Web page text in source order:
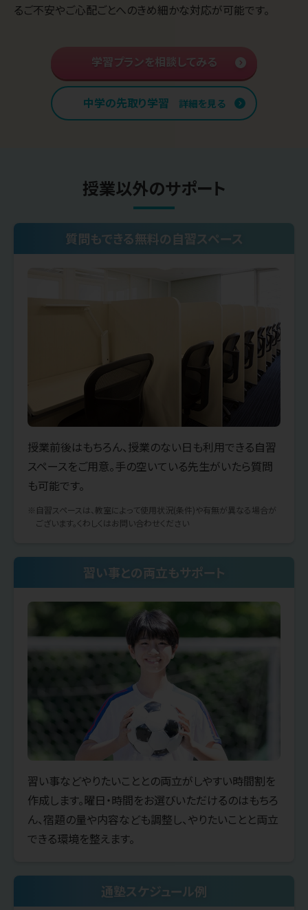
るご不安やご心配ごとへのきめ細かな対応が可能です。
学習プランを相談してみる
中学の先取り学習 詳細を見る
授業以外のサポート
質問もできる無料の自習スペース
授業前後はもちろん、授業のない日も利用できる自習
スペースをご用意。手の空いている先生がいたら質問
も可能です。
※自習スペースは、教室によって使用状況(条件)や有無が異なる場合が
ございます。くわしくはお問い合わせください
習い事との両立もサポート
習い事などやりたいこととの両立がしやすい時間割を
作成します。曜日・時間をお選びいただけるのはもちろ
ん、宿題の量や内容なども調整し、やりたいことと両立
できる環境を整えます。
通塾スケジュール例